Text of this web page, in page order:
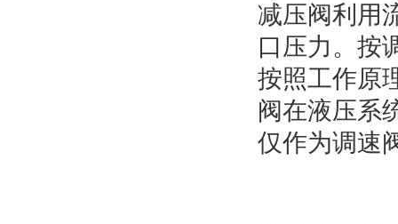
减压阀利用
口压力。按
按照工作原
阀在液压系
仅作为调速